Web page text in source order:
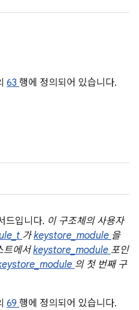
63 행에 정의되어 있습니다.
드입니다. 이 구조체의 사용자
가keystore_module 을
트에서keystore_module 포인
의 첫 번째 구
69 행에 정의되어 있습니다.